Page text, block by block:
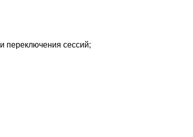
переключения сессий;